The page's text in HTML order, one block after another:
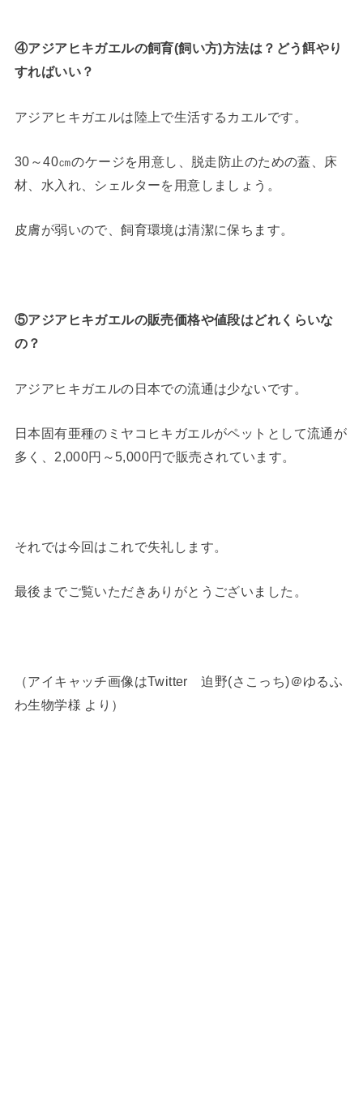
④アジアヒキガエルの飼育(飼い方)方法は？どう餌やり
すればいい？
アジアヒキガエルは陸上で生活するカエルです。
30～40㎝のケージを用意し、脱走防止のための蓋、床
材、水入れ、シェルターを用意しましょう。
皮膚が弱いので、飼育環境は清潔に保ちます。
⑤アジアヒキガエルの販売価格や値段はどれくらいな
の？
アジアヒキガエルの日本での流通は少ないです。
日本固有亜種のミヤコヒキガエルがペットとして流通が
多く、2,000円～5,000円で販売されています。
それでは今回はこれで失礼します。
最後までご覧いただきありがとうございました。
（アイキャッチ画像はTwitter 迫野(さこっち)＠ゆるふ
わ生物学様 より）